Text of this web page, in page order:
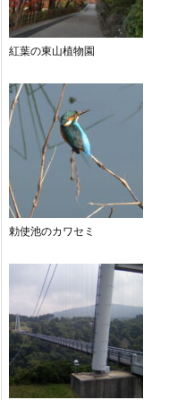
紅葉の東山植物園
勅使池のカワセミ